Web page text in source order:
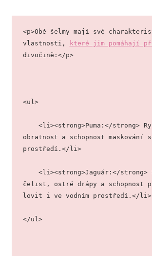
<p>Obě šelmy mají své
vlastnosti,
které jim pomáhají
divočině:</p>
<ul>
obratnost a schopnost maskování
prostředí.</li>
čelist, ostré drápy a schopnost
lovit i ve vodním prostředí.</li>
</ul>